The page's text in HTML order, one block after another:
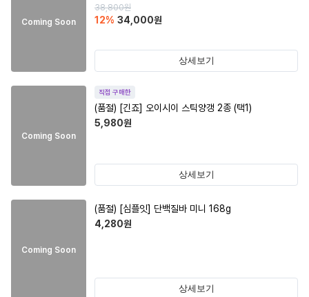
Coming Soon
38,800원
12% 34,000원
상세보기
Coming Soon
직접 구매한
(품절) [긴죠] 오이시이 스틱양갱 2종 (택1)
5,980원
상세보기
Coming Soon
(품절) [심플잇] 단백질바 미니 168g
4,280원
상세보기